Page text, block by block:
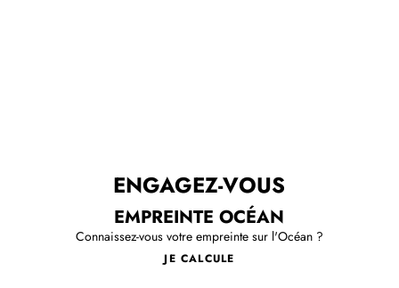
ENGAGEZ-VOUS
EMPREINTE OCÉAN
Connaissez-vous votre empreinte sur l'Océan ?
JE CALCULE